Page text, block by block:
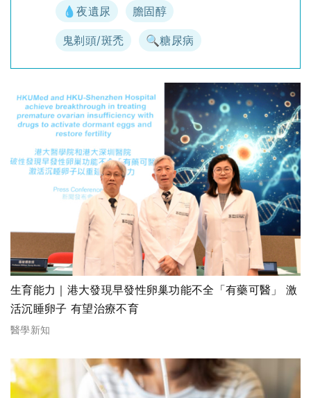
💧夜遺尿 膽固醇
鬼剃頭/斑禿 🔍糖尿病
生育能力｜港大發現早發性卵巢功能不全「有藥可醫」 激
活沉睡卵子 有望治療不育
醫學新知